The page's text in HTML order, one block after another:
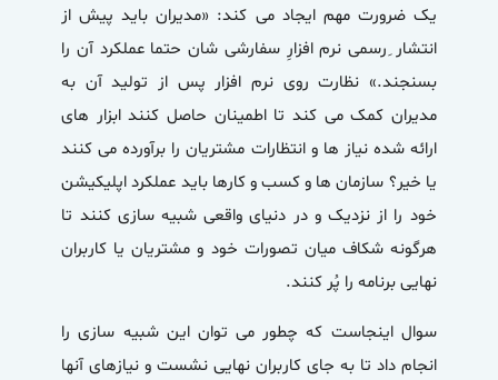
یک ضرورت مهم ایجاد می کند: «مدیران باید پیش از
انتشار ِرسمی نرم افزارِ سفارشی شان حتما عملکرد آن را
بسنجند.» نظارت روی نرم افزار پس از تولید آن به
مدیران کمک می کند تا اطمینان حاصل کنند ابزار های
ارائه شده نیاز ها و انتظارات مشتریان را برآورده می کنند
یا خیر؟ سازمان ها و کسب و کارها باید عملکرد اپلیکیشن
خود را از نزدیک و در دنیای واقعی شبیه سازی کنند تا
هرگونه شکاف میان تصورات خود و مشتریان یا کاربران
نهایی برنامه را پُر کنند.
سوال اینجاست که چطور می توان این شبیه سازی را
انجام داد تا به جای کاربران نهایی نشست و نیازهای آنها